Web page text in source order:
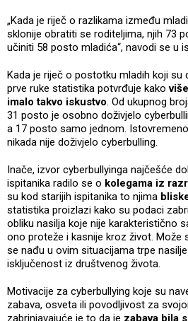
„Kada je riječ o razlikama između
sklonije obratiti se roditeljima, njih 73
učiniti 58 posto mladića“, navodi se u
Kada je riječ o postotku mladih koji su
prve ruke statistika potvrđuje kako
imalo takvo iskustvo. Od ukupnog
31 posto je osobno doživjelo
a 17 posto samo jednom.
nikada nije doživjelo cyberbulling.
Inače, izvor cyberbullyinga najčešće
ispitanika radilo se o kolegama iz
su kod starijih ispitanika to njima
statistika proizlazi kako su podaci
obliku nasilja koje nije karakteristično
ono proteže i kasnije kroz život. Može
se nađu u ovim situacijama trpe
isključenost iz društvenog života.
Motivacije za cyberbullying koje su
zabava, osveta ili povodljivost za
zabrinjavajuće je to da je zabava bila